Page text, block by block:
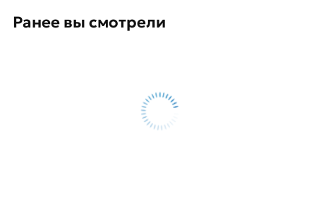
Ранее вы смотрели